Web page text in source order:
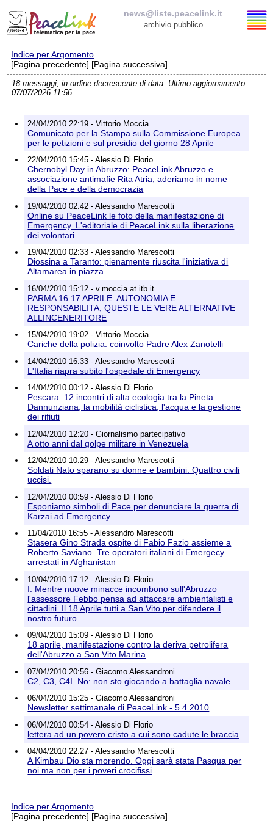
news@liste.peacelink.it
archivio pubblico
Elenco delle liste
news@liste.peacelink.it
Policy delle liste di PeaceLink
Informativa sulla privacy
Indice per Argomento
[Pagina precedente] [Pagina successiva]
18 messaggi, in ordine decrescente di data. Ultimo aggiornamento:
07/07/2026 11:56
24/04/2010 22:19 - Vittorio Moccia
Comunicato per la Stampa sulla Commissione Europea
per le petizioni e sul presidio del giorno 28 Aprile
22/04/2010 15:45 - Alessio Di Florio
Chernobyl Day in Abruzzo: PeaceLink Abruzzo e
associazione antimafie Rita Atria, aderiamo in nome
della Pace e della democrazia
19/04/2010 02:42 - Alessandro Marescotti
Online su PeaceLink le foto della manifestazione di
Emergency. L'editoriale di PeaceLink sulla liberazione
dei volontari
19/04/2010 02:33 - Alessandro Marescotti
Diossina a Taranto: pienamente riuscita l'iniziativa di
Altamarea in piazza
16/04/2010 15:12 - v.moccia at itb.it
PARMA 16 17 APRILE: AUTONOMIA E
RESPONSABILITA, QUESTE LE VERE ALTERNATIVE
ALLINCENERITORE
15/04/2010 19:02 - Vittorio Moccia
Cariche della polizia: coinvolto Padre Alex Zanotelli
14/04/2010 16:33 - Alessandro Marescotti
L'Italia riapra subito l'ospedale di Emergency
14/04/2010 00:12 - Alessio Di Florio
Pescara: 12 incontri di alta ecologia tra la Pineta
Dannunziana, la mobilità ciclistica, l'acqua e la gestione
dei rifiuti
12/04/2010 12:20 - Giornalismo partecipativo
A otto anni dal golpe militare in Venezuela
12/04/2010 10:29 - Alessandro Marescotti
Soldati Nato sparano su donne e bambini. Quattro civili
uccisi.
12/04/2010 00:59 - Alessio Di Florio
Esponiamo simboli di Pace per denunciare la guerra di
Karzai ad Emergency
11/04/2010 16:55 - Alessandro Marescotti
Stasera Gino Strada ospite di Fabio Fazio assieme a
Roberto Saviano. Tre operatori italiani di Emergecy
arrestati in Afghanistan
10/04/2010 17:12 - Alessio Di Florio
I: Mentre nuove minacce incombono sull'Abruzzo
l'assessore Febbo pensa ad attaccare ambientalisti e
cittadini. Il 18 Aprile tutti a San Vito per difendere il
nostro futuro
09/04/2010 15:09 - Alessio Di Florio
18 aprile, manifestazione contro la deriva petrolifera
dell'Abruzzo a San Vito Marina
07/04/2010 20:56 - Giacomo Alessandroni
C2, C3, C4I. No: non sto giocando a battaglia navale.
06/04/2010 15:25 - Giacomo Alessandroni
Newsletter settimanale di PeaceLink - 5.4.2010
06/04/2010 00:54 - Alessio Di Florio
lettera ad un povero cristo a cui sono cadute le braccia
04/04/2010 22:27 - Alessandro Marescotti
A Kimbau Dio sta morendo. Oggi sarà stata Pasqua per
noi ma non per i poveri crocifissi
Indice per Argomento
[Pagina precedente] [Pagina successiva]